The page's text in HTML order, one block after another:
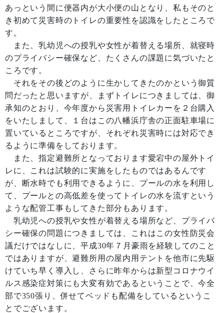
あっという間に便器内が大小便の山となり、私もそのと
き初めて災害時のトイレの重要性を認識をしたところで
す。
また、乳幼児への授乳や女性が着替える場所、就寝時
のプライバシー確保など、たくさんの課題に気づいたと
ころです。
それをその後どのように生かしてきたのかという御質
問だったと思いますが、まずトイレにつきましては、御
承知のとおり、今年度から災害用トイレカーを２台購入
をいたしまして、１台はこの八幡浜庁舎の正面駐車場に
置いているところですが、それぞれ災害時には対応でき
るように準備をしております。
また、指定避難所となっております愛宕中の屋外トイ
レに、これは試験的に実施をしたものではあるんです
が、断水時でも利用できるように、プールの水を利用し
て、プールとの高低差を使ってトイレの水を流すという
ような配管工事もしてきた部分もあります。
乳幼児への授乳や女性が着替える場所など、プライバ
シー確保の問題につきましては、これはこの女性防災会
議だけではなしに、平成30年７月豪雨を経験してのこと
ではありますが、避難所用の屋内用テントを他市に先駆
けていち早く導入し、さらに昨年からは新型コロナウイ
ルス感染症対策にも大変有効であるということで、今全
部で350張り、併せてベッドも配備をしているというこ
とでございます。